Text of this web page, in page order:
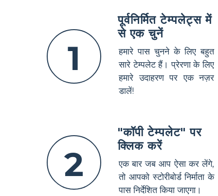
1
पूर्वनिर्मित टेम्पलेट्स में
से एक चुनें
हमारे पास चुनने के लिए बहुत
सारे टेम्पलेट हैं। प्रेरणा के लिए
हमारे उदाहरण पर एक नज़र
डालें!
2
"कॉपी टेम्पलेट" पर
क्लिक करें
एक बार जब आप ऐसा कर लेंगे,
तो आपको स्टोरीबोर्ड निर्माता के
पास निर्देशित किया जाएगा।